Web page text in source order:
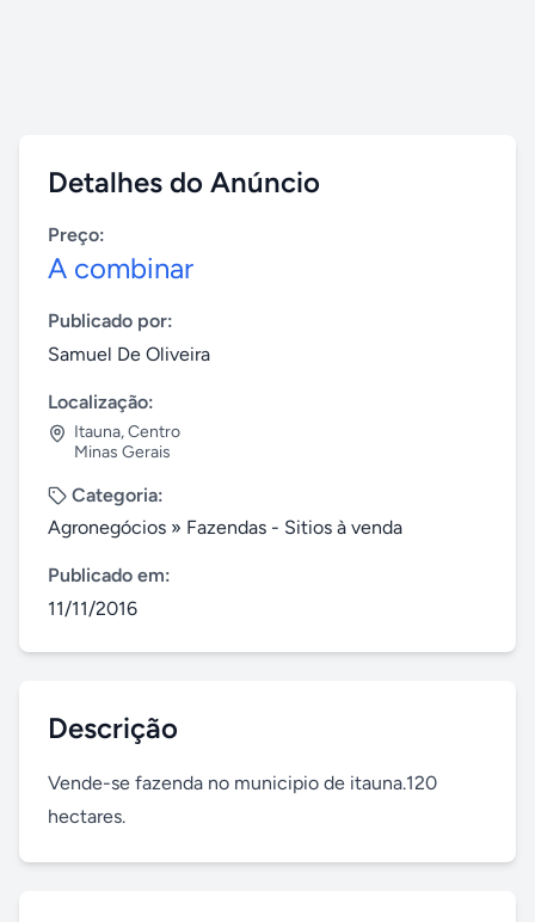
Detalhes do Anúncio
Preço:
A combinar
Publicado por:
Samuel De Oliveira
Localização:
Itauna,Centro
Minas Gerais
Categoria:
Agronegócios » Fazendas - Sitios à venda
Publicado em:
11/11/2016
Descrição
Vende-se fazenda no municipio de itauna.120
hectares.